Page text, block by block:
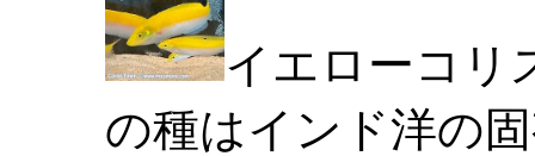
イエローコリ
の種はインド洋の